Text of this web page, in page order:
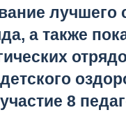
лучшего
а также
8